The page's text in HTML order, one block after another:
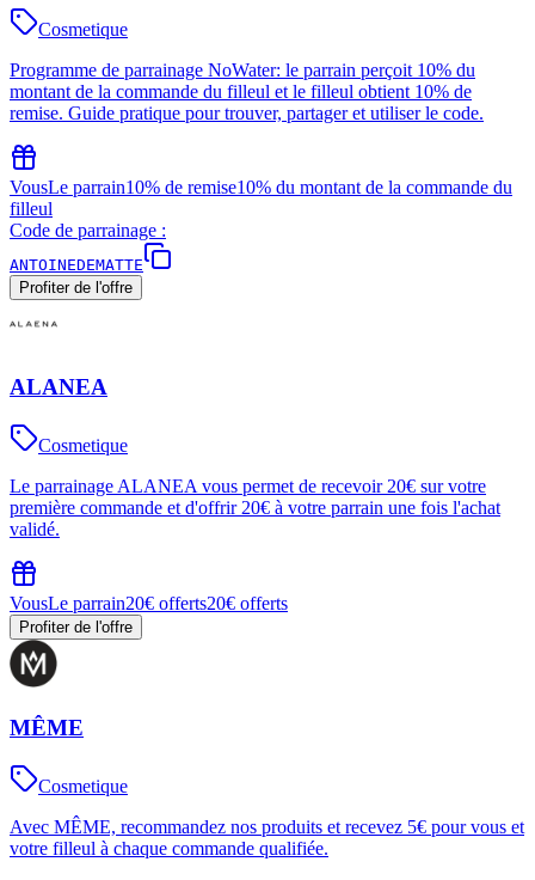
Cosmetique
Programme de parrainage NoWater: le parrain perçoit 10% du
montant de la commande du filleul et le filleul obtient 10% de
remise. Guide pratique pour trouver, partager et utiliser le code.
VousLe parrain10% de remise10% du montant de la commande du
filleul
Code de parrainage :
ANTOINEDEMATTE
Profiter de l'offre
ALANEA
Cosmetique
Le parrainage ALANEA vous permet de recevoir 20€ sur votre
première commande et d'offrir 20€ à votre parrain une fois l'achat
validé.
VousLe parrain20€ offerts20€ offerts
Profiter de l'offre
MÊME
Cosmetique
Avec MÊME, recommandez nos produits et recevez 5€ pour vous et
votre filleul à chaque commande qualifiée.